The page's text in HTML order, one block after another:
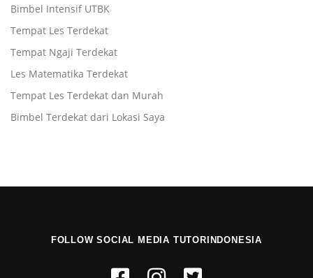
Bimbel Intensif UTBK
Tempat Les Terdekat
Tempat Ngaji Terdekat
Les Matematika Terdekat
Tempat Les Terdekat dan Murah
Bimbel Terdekat dari Lokasi Saya
FOLLOW SOCIAL MEDIA TUTORINDONESIA